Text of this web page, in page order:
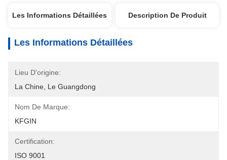
Les Informations Détaillées Description De Produit
Les Informations Détaillées
Lieu D'origine:
La Chine, Le Guangdong
Nom De Marque:
KFGIN
Certification:
ISO 9001